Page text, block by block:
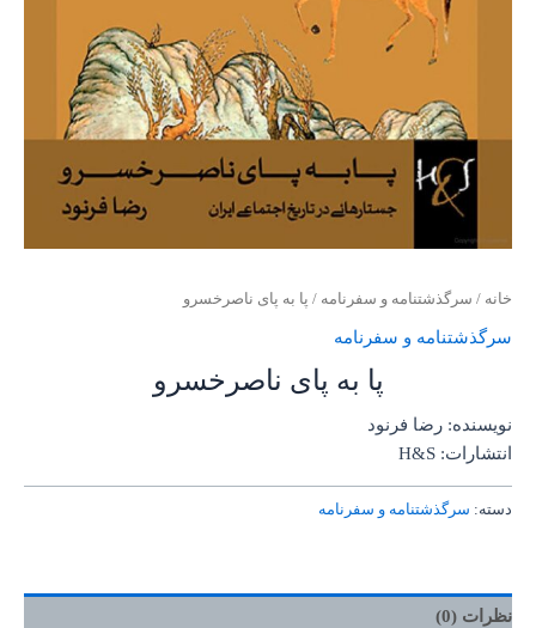
خانه / سرگذشتنامه و سفرنامه / پا به پای ناصرخسرو
سرگذشتنامه و سفرنامه
پا به پای ناصرخسرو
نویسنده: رضا فرنود
انتشارات: H&S
دسته: سرگذشتنامه و سفرنامه
نظرات (0)